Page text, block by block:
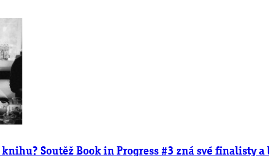
Soutěž Book in Progress #3 zná své finalisty